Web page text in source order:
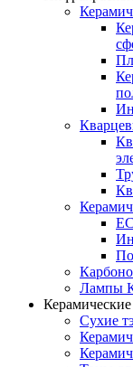
Лампы
Сухие